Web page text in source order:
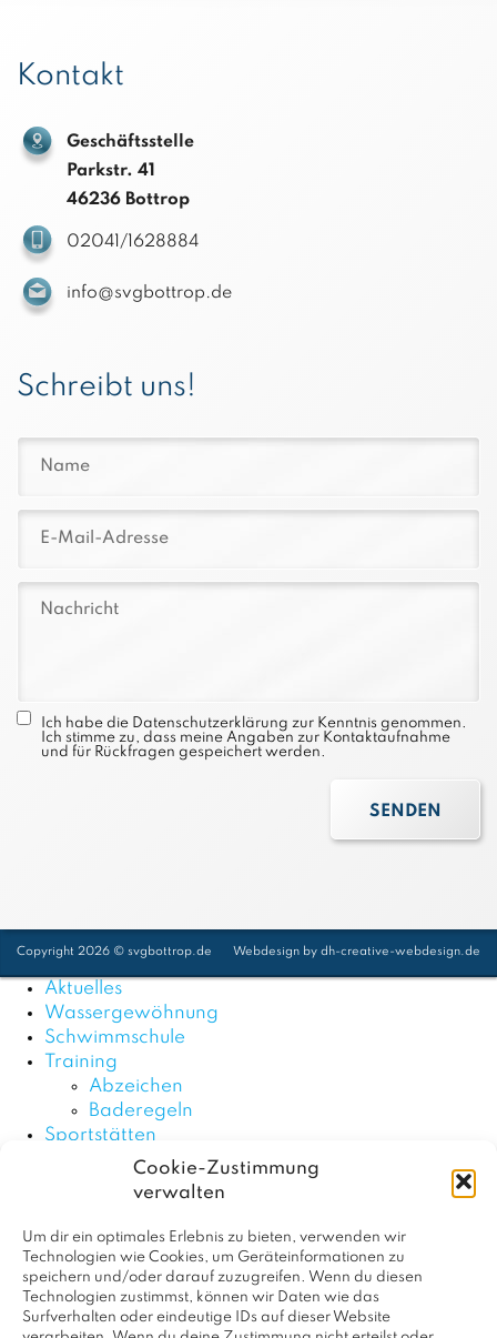
Cookie-Zustimmung
verwalten
Um dir ein optimales Erlebnis zu bieten, verwenden wir
Technologien wie Cookies, um Geräteinformationen zu
speichern und/oder darauf zuzugreifen. Wenn du diesen
Technologien zustimmst, können wir Daten wie das
Surfverhalten oder eindeutige IDs auf dieser Website
Kontakt
Geschäftsstelle
Parkstr. 41
46236 Bottrop
02041/1628884
info@svgbottrop.de
Schreibt uns!
Ich habe die Datenschutzerklärung zur Kenntnis genommen.
Ich stimme zu, dass meine Angaben zur Kontaktaufnahme
und für Rückfragen gespeichert werden.
SENDEN
Copyright 2026 © svgbottrop.de Webdesign by dh-creative-webdesign.de
Aktuelles
Wassergewöhnung
Schwimmschule
Training
Abzeichen
Baderegeln
Sportstätten
Wettkämpfe
Termine 2026
Rückblicke 2025
Rückblicke 2024
Team
Vorstand
Jugendvorstand